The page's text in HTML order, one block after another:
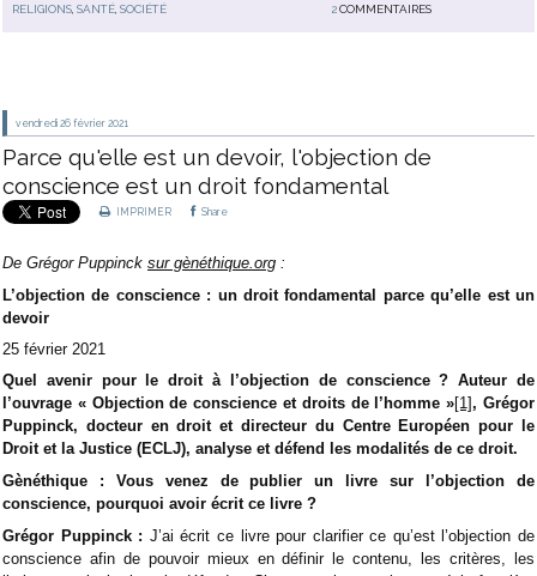
RELIGIONS ,SANTÉ ,SOCIÉTÉ 2 COMMENTAIRES
vendredi 26 février 2021
Parce qu'elle est un devoir, l'objection de
conscience est un droit fondamental
IMPRIMER Share
De Grégor Puppinck sur gènéthique.org :
L’objection de conscience : un droit fondamental parce qu’elle est un
devoir
25 février 2021
Quel avenir pour le droit à l’objection de conscience ? Auteur de
l’ouvrage « Objection de conscience et droits de l’homme »[1] , Grégor
Puppinck, docteur en droit et directeur du Centre Européen pour le
Droit et la Justice (ECLJ), analyse et défend les modalités de ce droit.
Gènéthique : Vous venez de publier un livre sur l’objection de
conscience, pourquoi avoir écrit ce livre ?
Grégor Puppinck : J’ai écrit ce livre pour clarifier ce qu’est l’objection de
conscience afin de pouvoir mieux en définir le contenu, les critères, les